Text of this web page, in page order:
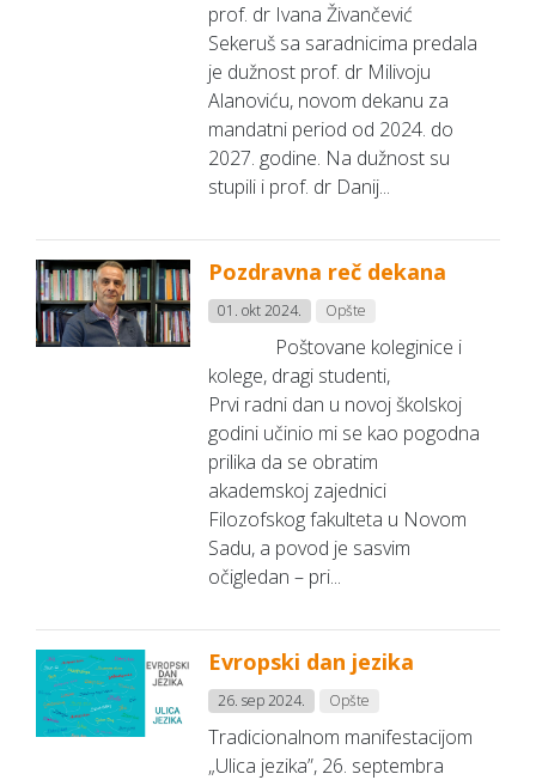
prof. dr Ivana Živančević
Sekeruš sa saradnicima predala
je dužnost prof. dr Milivoju
Alanoviću, novom dekanu za
mandatni period od 2024. do
2027. godine. Na dužnost su
stupili i prof. dr Danij...
Pozdravna reč dekana
01. okt 2024. Opšte
Poštovane koleginice i
kolege, dragi studenti,
Prvi radni dan u novoj školskoj
godini učinio mi se kao pogodna
prilika da se obratim
akademskoj zajednici
Filozofskog fakulteta u Novom
Sadu, a povod je sasvim
očigledan – pri...
Evropski dan jezika
26. sep 2024. Opšte
Tradicionalnom manifestacijom
„Ulica jezika”, 26. septembra